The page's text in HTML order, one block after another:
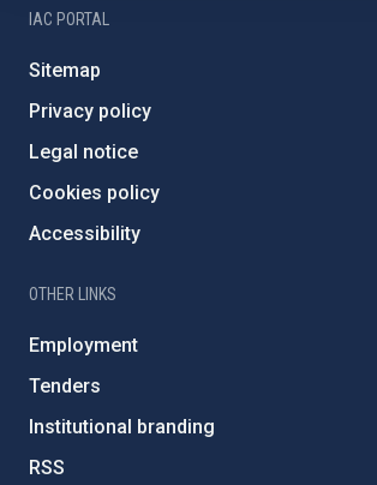
IAC PORTAL
Sitemap
Privacy policy
Legal notice
Cookies policy
Accessibility
OTHER LINKS
Employment
Tenders
Institutional branding
RSS